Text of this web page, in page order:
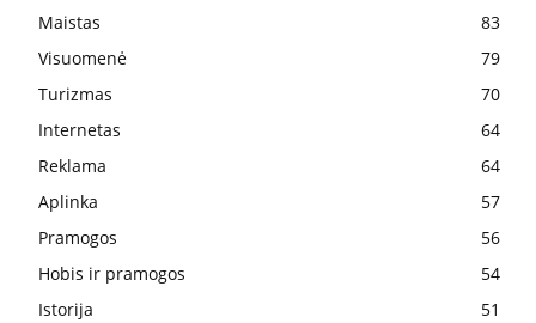
Maistas
83
Visuomenė
79
Turizmas
70
Internetas
64
Reklama
64
Aplinka
57
Pramogos
56
Hobis ir pramogos
54
Istorija
51